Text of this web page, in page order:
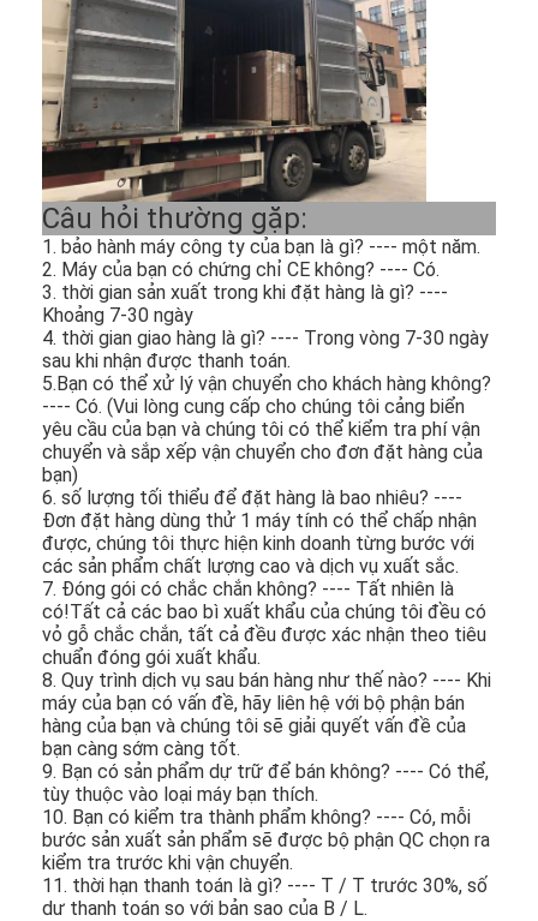
Nhà
Các sản phẩm
Video
Về chúng tôi
Tham quan nhà máy
Kiểm soát chất lượng
Liên hệ chúng tôi
Tin tức
Các trường hợp
Câu hỏi thường gặp:
1. bảo hành máy công ty của bạn là gì? ---- một năm.
2. Máy của bạn có chứng chỉ CE không? ---- Có.
3. thời gian sản xuất trong khi đặt hàng là gì? ----
Khoảng 7-30 ngày
4. thời gian giao hàng là gì? ---- Trong vòng 7-30 ngày
sau khi nhận được thanh toán.
5.Bạn có thể xử lý vận chuyển cho khách hàng không?
---- Có. (Vui lòng cung cấp cho chúng tôi cảng biển
yêu cầu của bạn và chúng tôi có thể kiểm tra phí vận
chuyển và sắp xếp vận chuyển cho đơn đặt hàng của
bạn)
6. số lượng tối thiểu để đặt hàng là bao nhiêu? ----
Đơn đặt hàng dùng thử 1 máy tính có thể chấp nhận
được, chúng tôi thực hiện kinh doanh từng bước với
các sản phẩm chất lượng cao và dịch vụ xuất sắc.
7. Đóng gói có chắc chắn không? ---- Tất nhiên là
có!Tất cả các bao bì xuất khẩu của chúng tôi đều có
vỏ gỗ chắc chắn, tất cả đều được xác nhận theo tiêu
chuẩn đóng gói xuất khẩu.
8. Quy trình dịch vụ sau bán hàng như thế nào? ---- Khi
máy của bạn có vấn đề, hãy liên hệ với bộ phận bán
hàng của bạn và chúng tôi sẽ giải quyết vấn đề của
bạn càng sớm càng tốt.
9. Bạn có sản phẩm dự trữ để bán không? ---- Có thể,
tùy thuộc vào loại máy bạn thích.
10. Bạn có kiểm tra thành phẩm không? ---- Có, mỗi
bước sản xuất sản phẩm sẽ được bộ phận QC chọn ra
kiểm tra trước khi vận chuyển.
11. thời hạn thanh toán là gì? ---- T / T trước 30%, số
dư thanh toán so với bản sao của B / L.